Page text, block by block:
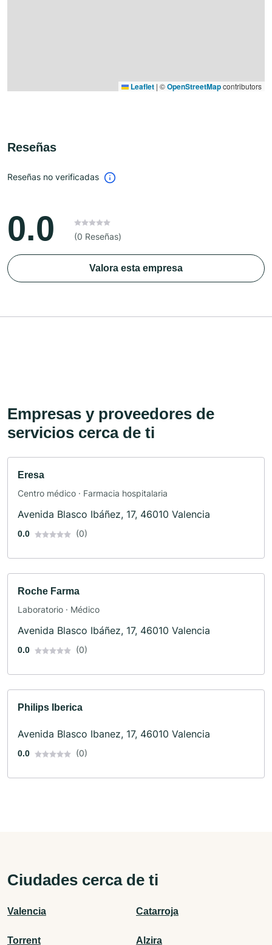
Leaflet | ©OpenStreetMapcontributors
Reseñas
Reseñas no verificadas
0.0 (0 Reseñas)
Valora esta empresa
Empresas y proveedores de
servicios cerca de ti
Eresa
Centro médico · Farmacia hospitalaria
Avenida Blasco Ibáñez, 17, 46010 Valencia
0.0 (0)
Roche Farma
Laboratorio · Médico
Avenida Blasco Ibáñez, 17, 46010 Valencia
0.0 (0)
Philips Iberica
Avenida Blasco Ibanez, 17, 46010 Valencia
0.0 (0)
Ciudades cerca de ti
Valencia Catarroja
Torrent Alzira